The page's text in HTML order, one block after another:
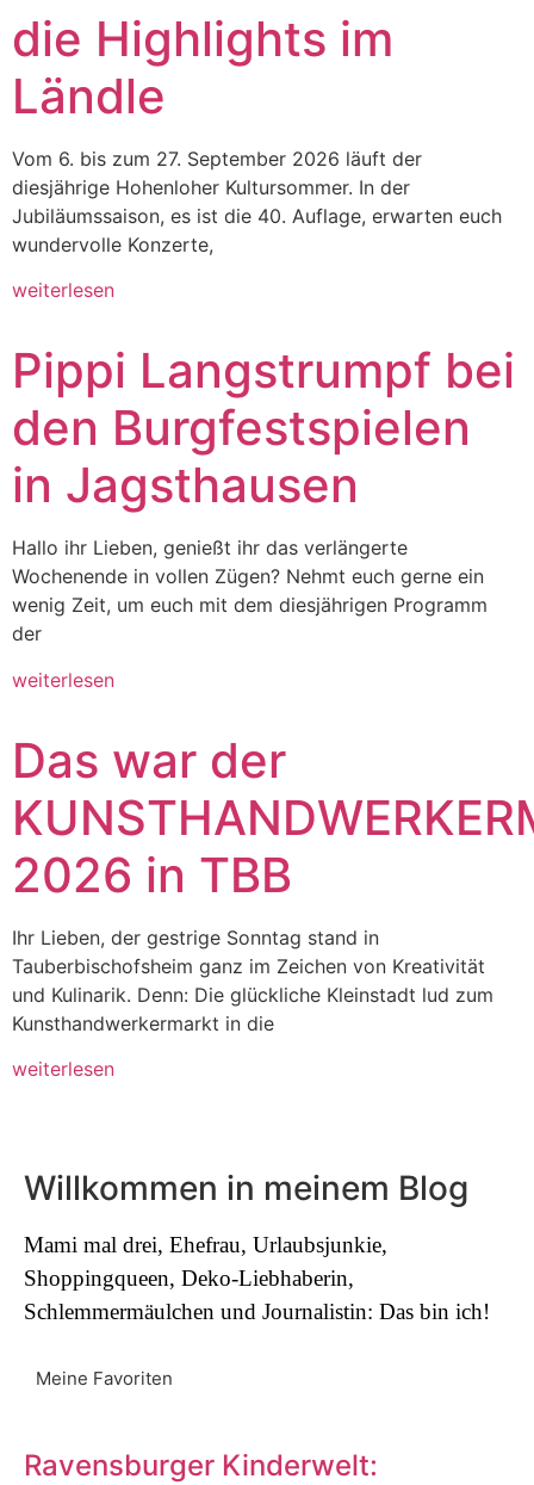
die Highlights im
Ländle
Vom 6. bis zum 27. September 2026 läuft der
diesjährige Hohenloher Kultursommer. In der
Jubiläumssaison, es ist die 40. Auflage, erwarten euch
wundervolle Konzerte,
weiterlesen
Pippi Langstrumpf bei
den Burgfestspielen
in Jagsthausen
Hallo ihr Lieben, genießt ihr das verlängerte
Wochenende in vollen Zügen? Nehmt euch gerne ein
wenig Zeit, um euch mit dem diesjährigen Programm
der
weiterlesen
Das war der
2026 in TBB
Ihr Lieben, der gestrige Sonntag stand in
Tauberbischofsheim ganz im Zeichen von Kreativität
und Kulinarik. Denn: Die glückliche Kleinstadt lud zum
Kunsthandwerkermarkt in die
weiterlesen
Willkommen in meinem Blog
Mami mal drei, Ehefrau, Urlaubsjunkie,
Shoppingqueen, Deko-Liebhaberin,
Schlemmermäulchen und Journalistin: Das bin ich!
Meine Favoriten
Ravensburger Kinderwelt: